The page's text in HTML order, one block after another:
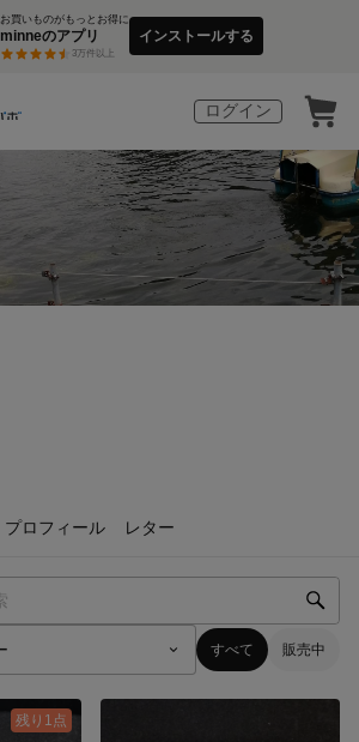
お買いものがもっとお得に
minneのアプリ
3万件以上
インストールする
ログイン
プロフィール レター
すべて 販売中
残り1点